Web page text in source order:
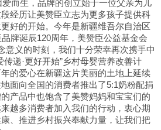
而生，品牌的创立始于一位父亲为儿
经历让美赞臣立志为更多孩子提供科
好的开始。今年是新疆维吾尔自治区
牌诞辰120周年，美赞臣公益基金会
意义的时刻，我们十分荣幸再次携手中
传递·更好开始”乡村母婴营养改善计
的爱心在新疆这片美丽的土地上延续
面向全国的消费者推出了5:1奶粉配捐
产品中也饱含了美赞妈妈和宝宝们的
越多消费者加入我们的行动，衷心期
、推进乡村振兴奉献力量，让我们把